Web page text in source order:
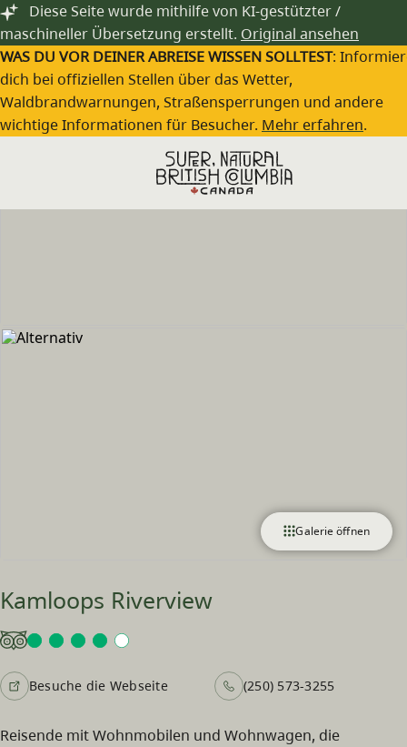
Zum Hauptinhalt springen
Diese Seite wurde mithilfe von KI-gestützter /
maschineller Übersetzung erstellt. Original ansehen
WAS DU VOR DEINER ABREISE WISSEN SOLLTEST:
dich bei offiziellen Stellen über das Wetter,
Waldbrandwarnungen, Straßensperrungen und andere
wichtige Informationen für Besucher. Mehr erfahren.
Galerie öffnen
Kamloops Riverview
Besuche die Webseite (250) 573-3255
Reisende mit Wohnmobilen und Wohnwagen, die